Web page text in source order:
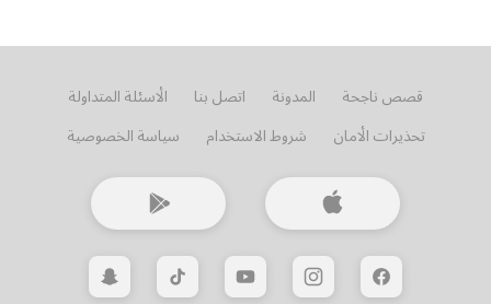
قصص ناجحة المدونة اتصل بنا الأسئلة المتداولة
تحذيرات الأمان شروط الاستخدام سياسة الخصوصية